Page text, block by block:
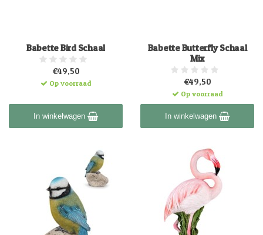
Babette Bird Schaal
€49,50
Op voorraad
In winkelwagen
Babette Butterfly Schaal
Mix
€49,50
Op voorraad
In winkelwagen